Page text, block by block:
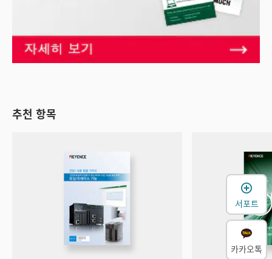
추천 항목
서포트
카카오톡